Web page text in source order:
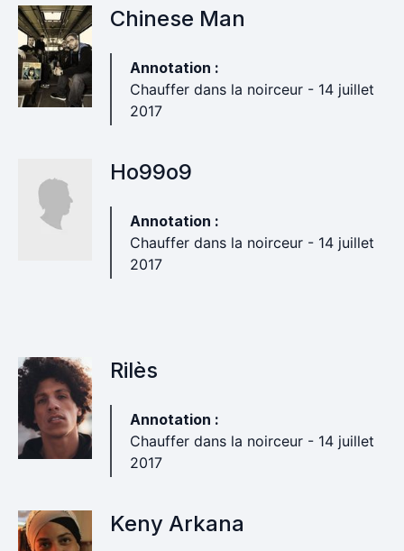
Chinese Man
Annotation :
Chauffer dans la noirceur - 14 juillet
2017
Ho99o9
Annotation :
Chauffer dans la noirceur - 14 juillet
2017
Rilès
Annotation :
Chauffer dans la noirceur - 14 juillet
2017
Keny Arkana